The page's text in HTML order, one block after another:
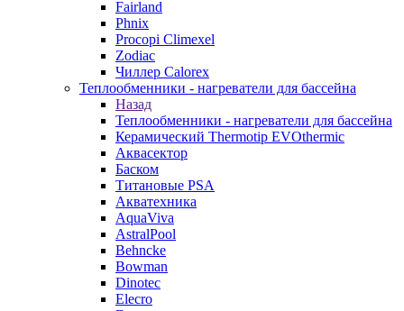
Fairland
Phnix
Procopi Climexel
Zodiac
Чиллер Calorex
Теплообменники - нагреватели для бассейна
Назад
Теплообменники - нагреватели для бассейна
Керамический Thermotip EVOthermic
Аквасектор
Баском
Титановые PSA
Акватехника
AquaViva
AstralPool
Behncke
Bowman
Dinotec
Elecro